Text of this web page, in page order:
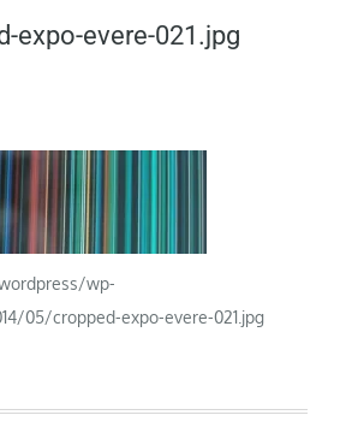
expo-evere-021.jpg
wp-
05/cropped-expo-evere-021.jpg